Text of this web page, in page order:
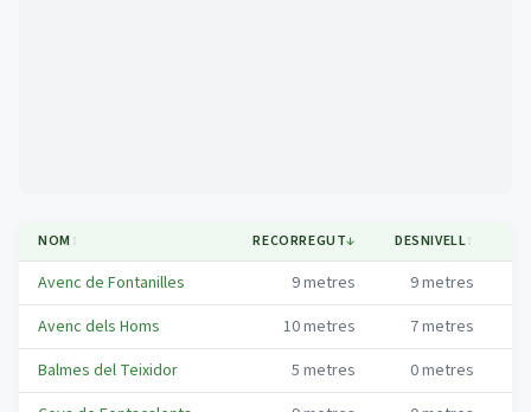
NOM ↕ RECORREGUT↓ DESNIVELL↕
Avenc de Fontanilles 9metres 9metres
Avenc dels Homs
10metres 7metres
Balmes del Teixidor
5 metres 0metres